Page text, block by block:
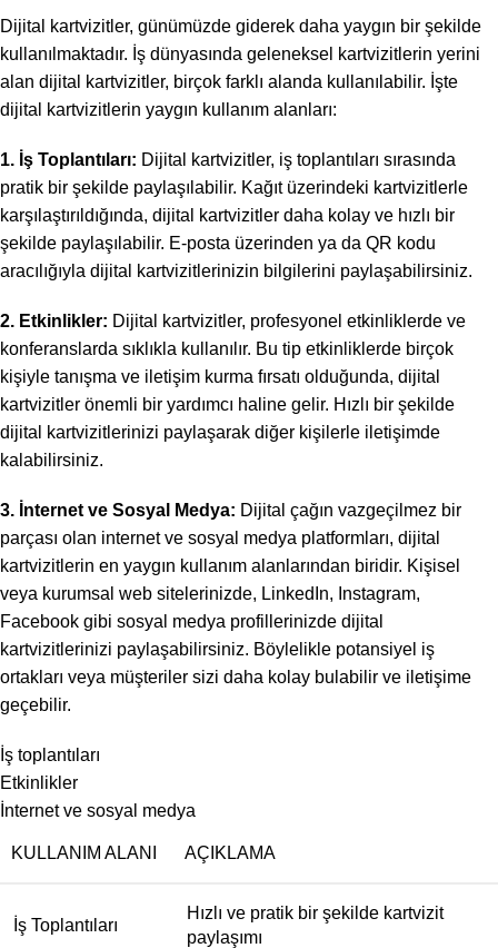
Dijital kartvizitler, günümüzde giderek daha yaygın bir şekilde
kullanılmaktadır. İş dünyasında geleneksel kartvizitlerin yerini
alan dijital kartvizitler, birçok farklı alanda kullanılabilir. İşte
dijital kartvizitlerin yaygın kullanım alanları:
1. İş Toplantıları: Dijital kartvizitler, iş toplantıları sırasında
pratik bir şekilde paylaşılabilir. Kağıt üzerindeki kartvizitlerle
karşılaştırıldığında, dijital kartvizitler daha kolay ve hızlı bir
şekilde paylaşılabilir. E-posta üzerinden ya da QR kodu
aracılığıyla dijital kartvizitlerinizin bilgilerini paylaşabilirsiniz.
2. Etkinlikler: Dijital kartvizitler, profesyonel etkinliklerde ve
konferanslarda sıklıkla kullanılır. Bu tip etkinliklerde birçok
kişiyle tanışma ve iletişim kurma fırsatı olduğunda, dijital
kartvizitler önemli bir yardımcı haline gelir. Hızlı bir şekilde
dijital kartvizitlerinizi paylaşarak diğer kişilerle iletişimde
kalabilirsiniz.
3. İnternet ve Sosyal Medya: Dijital çağın vazgeçilmez bir
parçası olan internet ve sosyal medya platformları, dijital
kartvizitlerin en yaygın kullanım alanlarından biridir. Kişisel
veya kurumsal web sitelerinizde, LinkedIn, Instagram,
Facebook gibi sosyal medya profillerinizde dijital
kartvizitlerinizi paylaşabilirsiniz. Böylelikle potansiyel iş
ortakları veya müşteriler sizi daha kolay bulabilir ve iletişime
geçebilir.
İş toplantıları
Etkinlikler
İnternet ve sosyal medya
KULLANIM ALANI AÇIKLAMA
İş Toplantıları
Hızlı ve pratik bir şekilde kartvizit
paylaşımı